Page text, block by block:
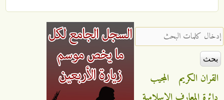
‏إدخال كلمات البحث ‏
القران الكريم
المجيب